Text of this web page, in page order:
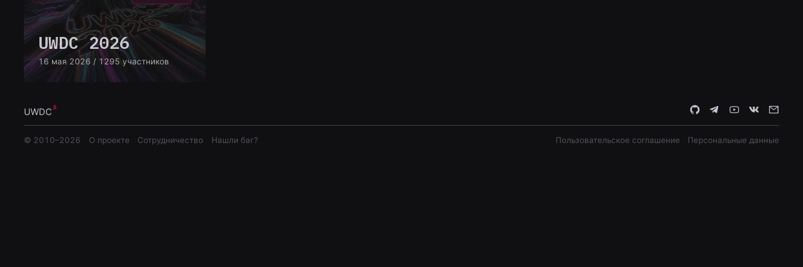
UWDC 2026
16 мая 2026 / 1295 участников
UWDC
© 2010–2026 О проекте Сотрудничество Нашли баг? Пользовательское соглашение Персональные данные